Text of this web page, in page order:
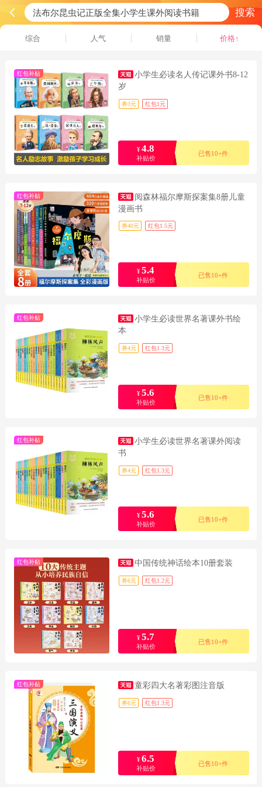
搜索
综合 人气 销量 价格↑
红包补贴
小学生必读名人传记课外书8-12
岁
券3元 红包1元
¥4.8
补贴价
已售10+件
红包补贴
阅森林福尔摩斯探案集8册儿童
漫画书
券40元 红包1.5元
¥5.4
补贴价
已售10+件
红包补贴
小学生必读世界名著课外书绘
本
券4元 红包1.3元
¥5.6
补贴价
已售10+件
红包补贴
小学生必读世界名著课外阅读
书
券4元 红包1.3元
¥5.6
补贴价
已售10+件
红包补贴 中国传统神话绘本10册套装
券6元 红包1.2元
¥5.7
补贴价
已售10+件
红包补贴 童彩四大名著彩图注音版
券6元 红包1.3元
¥6.5
补贴价
已售10+件